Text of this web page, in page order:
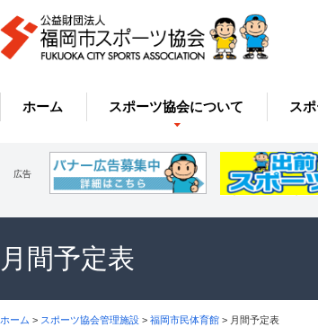
ホーム スポーツ協会について ス
広告
月間予定表
ホーム > スポーツ協会管理施設 > 福岡市民体育館 > 月間予定表